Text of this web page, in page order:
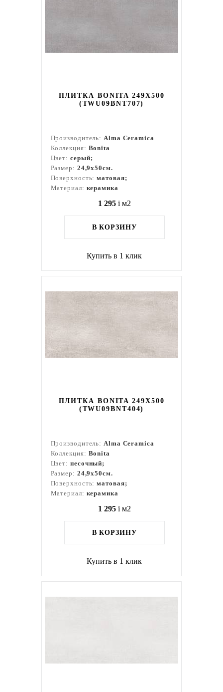
ПЛИТКА BONITA 249X500
(TWU09BNT707)
Производитель:Alma Ceramica
Коллекция: Bonita
Цвет: серый;
Размер: 24,9x50см.
Поверхность:матовая;
Материал: керамика
1 295 i м2
В КОРЗИНУ
Купить в 1 клик
ПЛИТКА BONITA 249X500
(TWU09BNT404)
Производитель:Alma Ceramica
Коллекция: Bonita
Цвет: песочный;
Размер: 24,9x50см.
Поверхность:матовая;
Материал: керамика
1 295 i м2
В КОРЗИНУ
Купить в 1 клик